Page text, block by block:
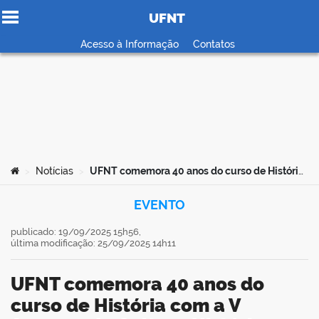
Ir para o conteúdo
UFNT
Acesso à Informação Contatos
Você está aqui:
Notícias UFNT comemora 40 anos do curso de História com a V Semana de Cultura Histórica em Araguaína
EVENTO
UFNT comemora 40 anos do
curso de História com a V
publicado: 19/09/2025 15h56,
última modificação: 25/09/2025 14h11